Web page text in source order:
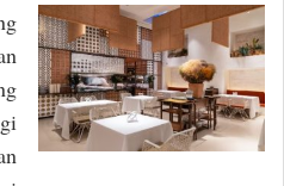
o
n